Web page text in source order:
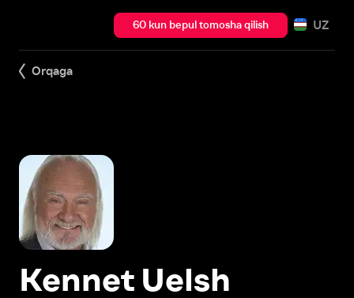
60 kun bepul tomosha qilish UZ
Orqaga
Kennet Uelsh